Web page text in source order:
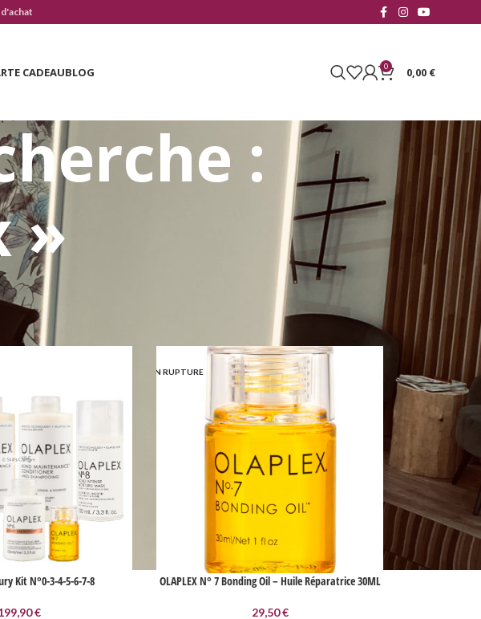
CADEAUBLOG 0 0,00 €
:
»
23 résultats affichés
Kit N°0-3-4-5-6-7-8
€
EN RUPTURE
OLAPLEX N° 7 Bonding Oil – Huile Réparatrice 30ML
29,50€